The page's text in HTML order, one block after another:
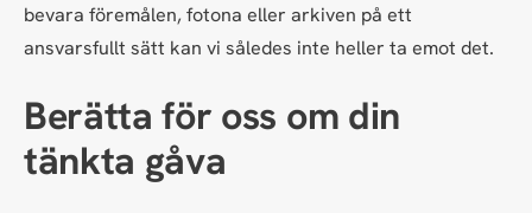
bevara föremålen, fotona eller arkiven på ett
ansvarsfullt sätt kan vi således inte heller ta emot det.
Berätta för oss om din
tänkta gåva